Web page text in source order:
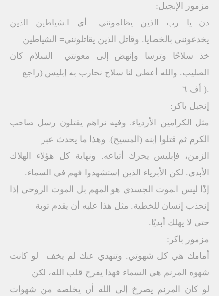
مزمور الإنجيل:
دن يا رب الذين يظلمونني= أي الشياطين الذين
يخدعونني بالخطايا. وقاتل الذين يقاتلونني= الشياطين
خذ سلاحًا وترسا وإنهض إلى معونتي= السلام كان
الصليب. والله أعطى لنا سلاح نحارب به إبليس (راجع
.( أف ٦
إنجيل باكر:
مثل الكرامين الأردياء. وفيه نراهم يقتلون رسل صاحب
الكرم ثم قتلوا إبنه (المسيح). وهذا ما يحدث عبر
الزمن، فإبليس يحرك أتباعه. ونهاية كل هؤلاء الهلاك
الأبدي. لكن الأبرياء الذين إستشهدوا فهم في السماء.
إذًا ليس الموت الجسدي هو المهم بل الموت الروحي إذا
إنجذب إنسان للخطية. مثل هذا عليه أن يقدم توبة
حتى لا يهلك أبديًا.
مزمور باكر:
أمامك هي كل شهوتي. وتنهدي عنك لم يخف= لو كانت
شهوة المرنم هي السماء فهذا يفرح قلب الله، لكن
لو كان المرنم يصرخ إلى الله أن يخلصه من شهوات